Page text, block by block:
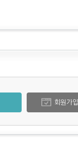
회원가입